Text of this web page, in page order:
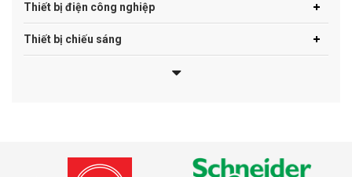
Thiết bị điện công nghiệp
Thiết bị chiếu sáng